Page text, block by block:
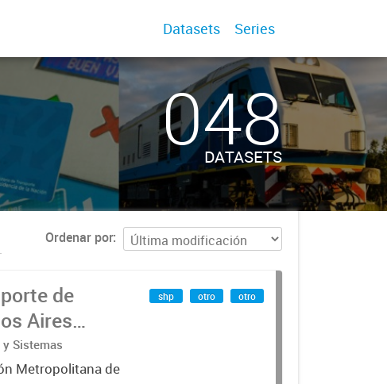
Datasets Series
048
DATASETS
Ordenar por
de
Aires
Sistemas
Metropolitana de
shp otro otro